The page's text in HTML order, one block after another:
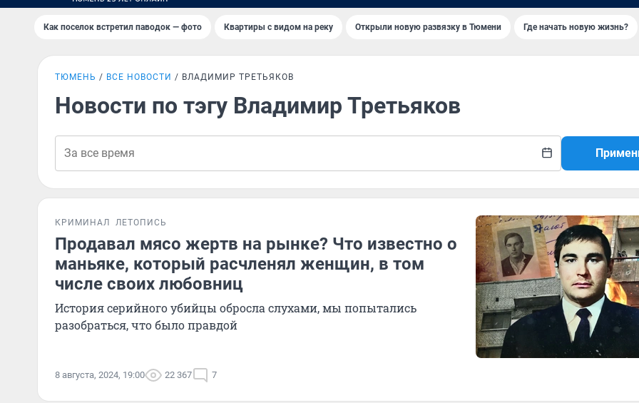
Как поселок встретил паводок — фото Квартиры с видом на реку Открыли новую развязку в Тюмени Где начать новую жизнь?
ТЮМЕНЬ ВСЕ НОВОСТИ ВЛАДИМИР ТРЕТЬЯКОВ
Новости по тэгу Владимир Третьяков
КРИМИНАЛ ЛЕТОПИСЬ
Продавал мясо жертв на рынке? Что известно о
маньяке, который расчленял женщин, в том
числе своих любовниц
История серийного убийцы обросла слухами, мы попытались
разобраться, что было правдой
8 августа, 2024, 19:00 22 367 7